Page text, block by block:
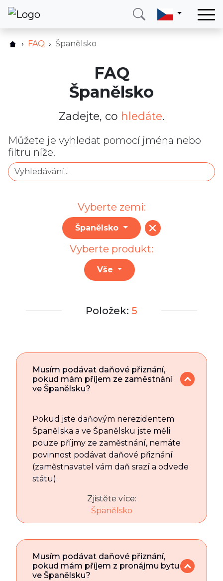
Zavolejte mi Přihlásit se
FAQ Španělsko
FAQ
Španělsko
Zadejte, co hledáte.
Můžete je vyhledat pomocí jména nebo
filtru níže.
Vyberte zemi:
Španělsko
Vyberte produkt:
Vše
Položek: 5
Musím podávat daňové přiznání,
pokud mám příjem ze zaměstnání
ve Španělsku?
Pokud jste daňovým nerezidentem
Španělska a ve Španělsku jste měli
pouze příjmy ze zaměstnání, nemáte
povinnost podávat daňové přiznání
(zaměstnavatel vám daň srazí a odvede
státu).
Zjistěte více:
Španělsko
Musím podávat daňové přiznání,
pokud mám příjem z pronájmu bytu
ve Španělsku?